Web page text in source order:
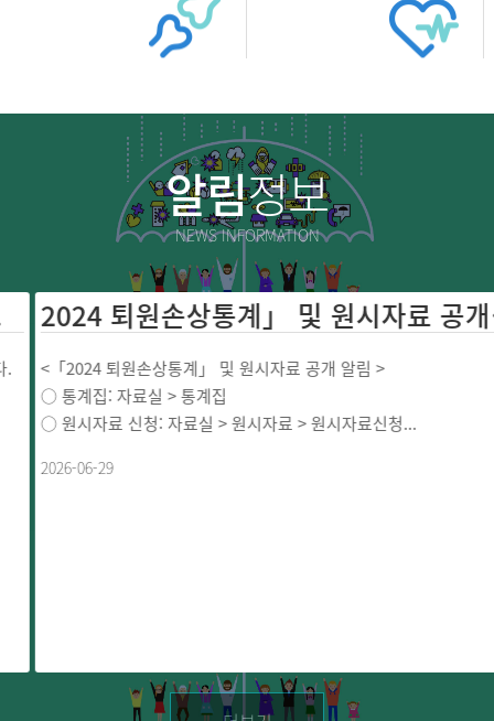
알림정보
NEWS INFORMATION
2024 퇴원손상통
<「2024 퇴원손상통계」 및 원시자료 공개 알림 >
○ 통계집: 자료실 > 통계집
○ 원시자료 신청: 자료실 > 원시자료 > 원시자료신청...
2026-06-29